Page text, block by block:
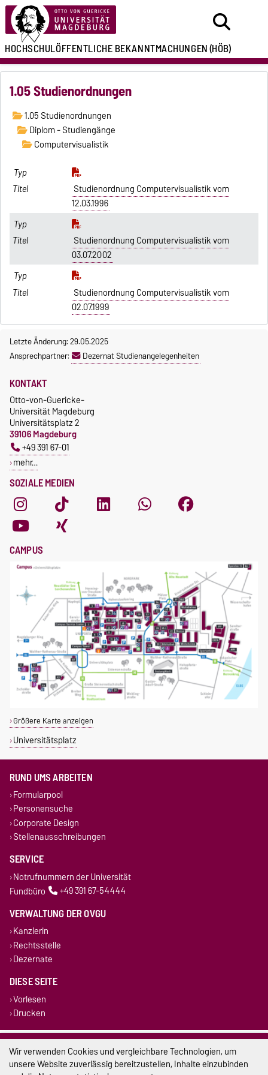
HOCHSCHULÖFFENTLICHEBEKANNTMACHUNGEN(HÖB)
1.05 Studienordnungen
1.05 Studienordnungen
Diplom - Studiengänge
Computervisualistik
Studienordnung Computervisualistik vom
12.03.1996
Studienordnung Computervisualistik vom
03.07.2002
Studienordnung Computervisualistik vom
02.07.1999
Letzte Änderung: 29.05.2025
Ansprechpartner:
Dezernat Studienangelegenheiten
SOZIALE MEDIEN
KONTAKT
Otto-von-Guericke-
Universität Magdeburg
Universitätsplatz 2
39106 Magdeburg
+49 391 67-01
mehr…
CAMPUS
Größere Karte anzeigen
Universitätsplatz
RUND UMS ARBEITEN
Formularpool
Personensuche
Corporate Design
Stellenausschreibungen
SERVICE
Notrufnummern der Universität
Fundbüro
+49 391 67-54444
VERWALTUNG DER OVGU
Kanzlerin
Rechtsstelle
Dezernate
DIESE SEITE
Vorlesen
Drucken
Impressum
Datenschutz
Wir verwenden Cookies und vergleichbare Technologien, um
unsere Website zuverlässig bereitzustellen, Inhalte einzubinden